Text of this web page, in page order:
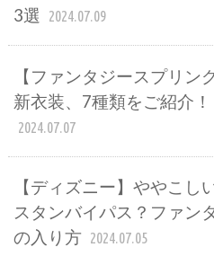
3選
2024.07.09
【ファンタジースプリン
新衣装、7種類をご紹介！
2024.07.07
【ディズニー】ややこし
スタンバイパス？ファン
の入り方 2024.07.05